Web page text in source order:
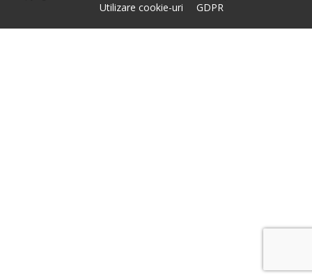
Utilizare cookie-uri
GDPR